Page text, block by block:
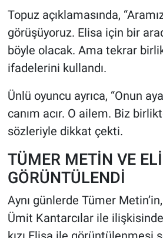
Topuz açıklamasında,
görüşüyoruz. Elisa için bir
böyle olacak. Ama tekrar
ifadelerini kullandı.
Ünlü oyuncu ayrıca, “Onun
canım acır. O ailem. Biz
sözleriyle dikkat çekti.
TÜMER METİN VE
GÖRÜNTÜLENDİ
Aynı günlerde Tümer
Ümit Kantarcılar ile